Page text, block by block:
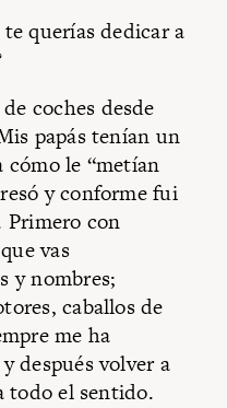
querías dedicar a
coches desde
papás tenían un
cómo le “metían
y conforme fui
Primero con
vas
y nombres;
caballos de
me ha
después volver a
todo el sentido.